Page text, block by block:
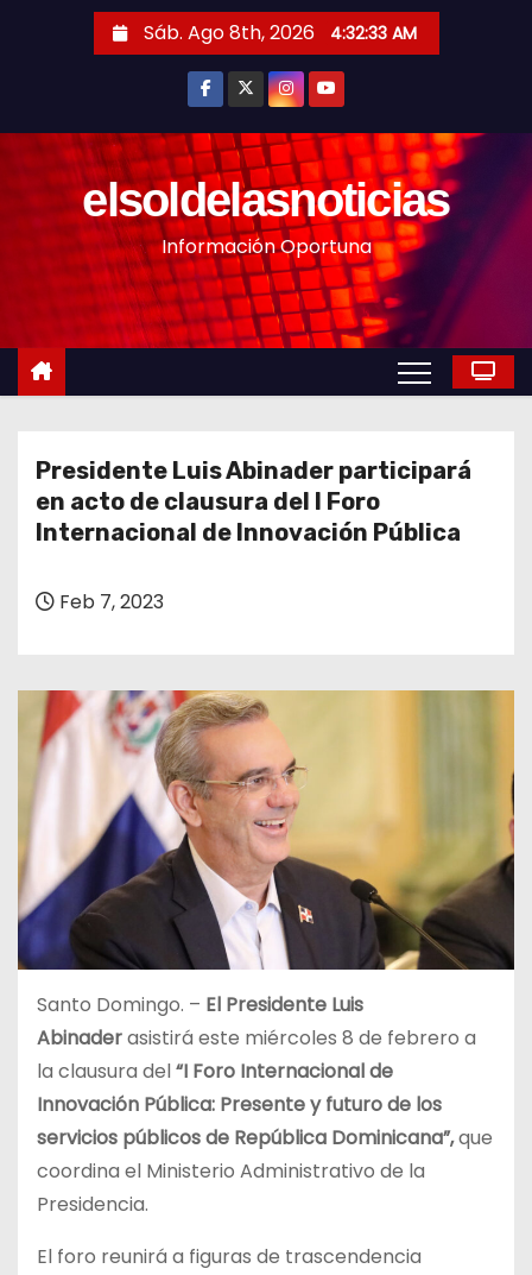
n
Sáb. Ago 8th, 2026 4:32:35 AM
elsoldelasnoticias
Información Oportuna
Presidente Luis Abinader participará
en acto de clausura del I Foro
Internacional de Innovación Pública
Feb 7, 2023
Santo Domingo. – El Presidente Luis
Abinaderasistirá este miércoles 8 de febrero a
la clausura del“I Foro Internacional de
Innovación Pública: Presente y futuro de los
servicios públicos de República Dominicana”,que
coordina el Ministerio Administrativo de la
Presidencia.
El foro reunirá a figuras de trascendencia